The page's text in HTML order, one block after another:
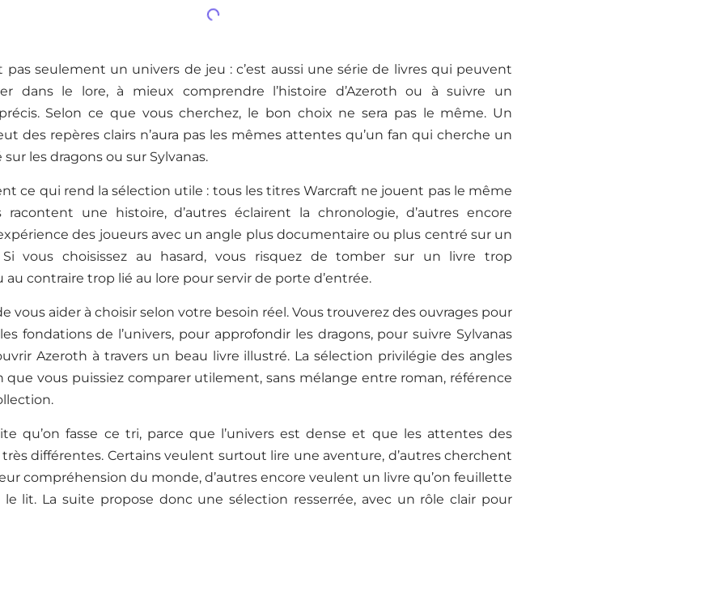
pas seulement un univers de jeu : c’est aussi une série de livres qui peuvent
dans le lore, à mieux comprendre l’histoire d’Azeroth ou à suivre un
Selon ce que vous cherchez, le bon choix ne sera pas le même. Un
des repères clairs n’aura pas les mêmes attentes qu’un fan qui cherche un
les dragons ou sur Sylvanas.
ce qui rend la sélection utile : tous les titres Warcraft ne jouent pas le même
racontent une histoire, d’autres éclairent la chronologie, d’autres encore
des joueurs avec un angle plus documentaire ou plus centré sur un
Si vous choisissez au hasard, vous risquez de tomber sur un livre trop
contraire trop lié au lore pour servir de porte d’entrée.
vous aider à choisir selon votre besoin réel. Vous trouverez des ouvrages pour
fondations de l’univers, pour approfondir les dragons, pour suivre Sylvanas
Azeroth à travers un beau livre illustré. La sélection privilégie des angles
que vous puissiez comparer utilement, sans mélange entre roman, référence
qu’on fasse ce tri, parce que l’univers est dense et que les attentes des
différentes. Certains veulent surtout lire une aventure, d’autres cherchent
compréhension du monde, d’autres encore veulent un livre qu’on feuillette
le lit. La suite propose donc une sélection resserrée, avec un rôle clair pour